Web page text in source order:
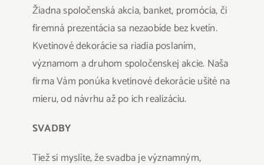
Žiadna spoločenská akcia, banket, promócia, či
firemná prezentácia sa nezaobíde bez kvetín.
Kvetinové dekorácie sa riadia poslaním,
významom a druhom spoločenskej akcie. Naša
firma Vám ponúka kvetinové dekorácie ušité na
mieru, od návrhu až po ich realizáciu.
SVADBY
Tiež si myslíte, že svadba je významným,